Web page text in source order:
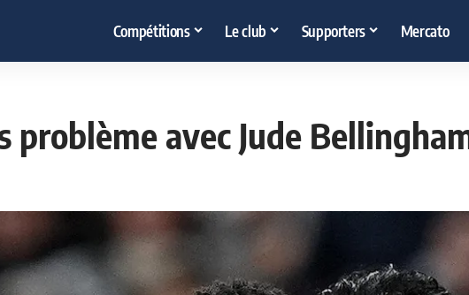
Compétitions Le club Supporters Mercato
problème avec Jude